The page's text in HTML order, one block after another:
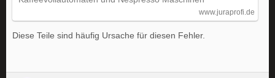
www.juraprofi.de
Diese Teile sind häufig Ursache für diesen Fehler.